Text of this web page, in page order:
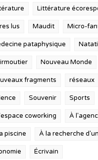
Littérature
lus Maudit Micro-
pataphysique
Nouveau Monde
fragments réseaux
Souvenir Sports
coworking À
piscine À la recherche
Écrivain